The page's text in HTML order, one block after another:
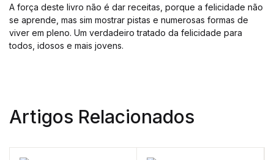
A força deste livro não é dar receitas, porque a felicidade não
se aprende, mas sim mostrar pistas e numerosas formas de
viver em pleno. Um verdadeiro tratado da felicidade para
todos, idosos e mais jovens.
Artigos Relacionados